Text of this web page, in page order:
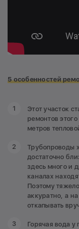
5 особенностей
Этот участок
ремонтов
метров
Трубопроводы
достаточно
здесь много и
каналах
Поэтому
аккуратно, а
откапывать
Горячая вода у